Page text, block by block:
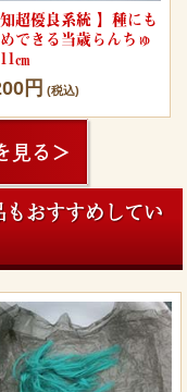
知超優良系統 】種にも
できる当歳らんちゅ
㎝
円 (税込)
見る＞
おすすめしてい